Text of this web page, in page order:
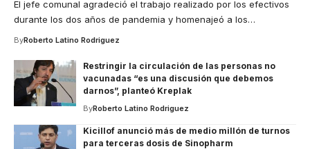
El jefe comunal agradeció el trabajo realizado por los efectivos
durante los dos años de pandemia y homenajeó a los…
ByRoberto Latino Rodriguez
Restringir la circulación de las personas no
vacunadas “es una discusión que debemos
darnos”, planteó Kreplak
ByRoberto Latino Rodriguez
Kicillof anunció más de medio millón de turnos
para terceras dosis de Sinopharm